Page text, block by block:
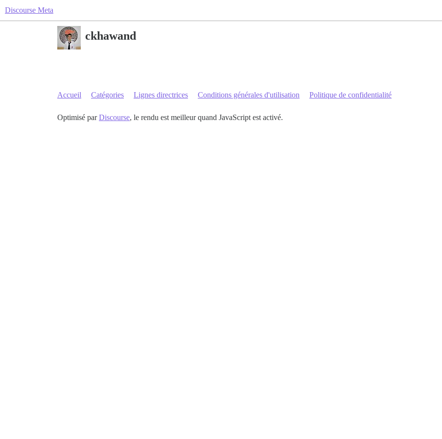
Discourse Meta
ckhawand
Accueil Catégories Lignes directrices Conditions générales d'utilisation Politique de confidentialité
Optimisé parDiscourse, le rendu est meilleur quand JavaScript est activé.